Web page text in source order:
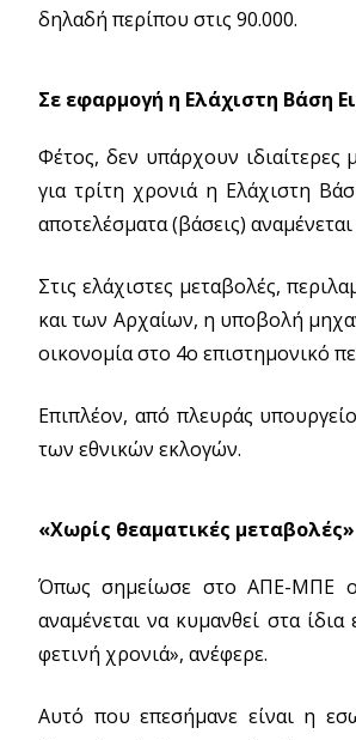
δηλαδή περίπου στις 90.000.
Σε εφαρμογή η Ελάχιστη Βάση
Φέτος, δεν υπάρχουν
για τρίτη χρονιά η Ελάχιστη
αποτελέσματα (βάσεις)
Στις ελάχιστες μεταβολές,
και των Αρχαίων, η υποβολή
οικονομία στο 4ο επιστημονικό
Επιπλέον, από πλευράς
των εθνικών εκλογών.
«Χωρίς θεαματικές μεταβολές»
Όπως σημείωσε στο ΑΠΕ-ΜΠΕ ο
αναμένεται να κυμανθεί στα
φετινή χρονιά», ανέφερε.
Αυτό που επεσήμανε είναι η